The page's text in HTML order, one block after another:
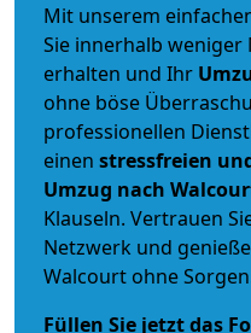
Mit unserem
Sie innerhalb
erhalten und Ihr
ohne böse
professionellen
einen stressfreien
Umzug nach
Klauseln. Vertrauen
Netzwerk und
Walcourt ohne
Füllen Sie jetzt das